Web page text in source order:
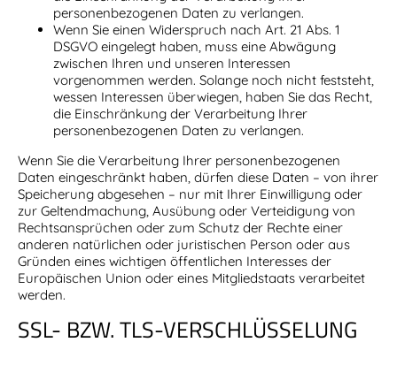
personenbezogenen Daten zu verlangen.
Wenn Sie einen Widerspruch nach Art. 21 Abs. 1
DSGVO eingelegt haben, muss eine Abwägung
zwischen Ihren und unseren Interessen
vorgenommen werden. Solange noch nicht feststeht,
wessen Interessen überwiegen, haben Sie das Recht,
die Einschränkung der Verarbeitung Ihrer
personenbezogenen Daten zu verlangen.
Wenn Sie die Verarbeitung Ihrer personenbezogenen
Daten eingeschränkt haben, dürfen diese Daten – von ihrer
Speicherung abgesehen – nur mit Ihrer Einwilligung oder
zur Geltendmachung, Ausübung oder Verteidigung von
Rechtsansprüchen oder zum Schutz der Rechte einer
anderen natürlichen oder juristischen Person oder aus
Gründen eines wichtigen öffentlichen Interesses der
Europäischen Union oder eines Mitgliedstaats verarbeitet
werden.
SSL- BZW. TLS-VERSCHLÜSSELUNG